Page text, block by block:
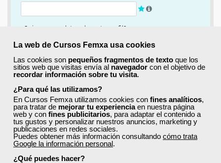
La web de Cursos Femxa usa cookies
Las cookies son pequeños fragmentos de texto que los
sitios web que visitas envía al navegador con el objetivo de
recordar información sobre tu visita.
¿Para qué las utilizamos?
En Cursos Femxa utilizamos cookies con fines analíticos,
para tratar de mejorar tu experienciaen nuestra página
web y con fines publicitarios, para adaptar el contenido a
tus gustos y personalizar nuestros anuncios, marketing y
publicaciones en redes sociales.
Puedes obtener más información consultando cómo trata
Google la información personal.
¿Qué puedes hacer?
¿Quieres completar ahora tu perfil?
Si
No, completaré mi perfil más adelante
Newsletter
Si, quiero recibir información sobre cursos, ofertas
exclusivas y recursos para el aprendizaje.
Términos y condiciones
He leído y acepto la Política de Privacidad
Registrarse